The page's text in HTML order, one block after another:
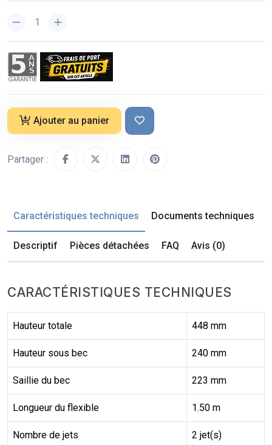
Ajouter au panier
Partager :
Caractéristiques techniques Documents techniques
Descriptif Pièces détachées FAQ Avis (0)
CARACTÉRISTIQUES TECHNIQUES
Hauteur totale 448 mm
Hauteur sous bec 240 mm
Saillie du bec 223 mm
Longueur du flexible 1.50 m
Nombre de jets 2 jet(s)